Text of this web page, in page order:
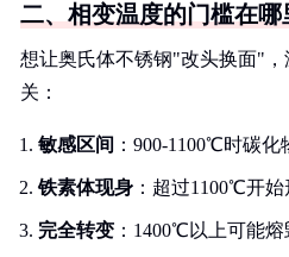
二、相变温度的门槛在哪
想让奥氏体不锈钢"改头换面"
关：
敏感区间 ：900-1100℃时碳
铁素体现身 ：超过1100℃开
完全转变 ：1400℃以上可能熔